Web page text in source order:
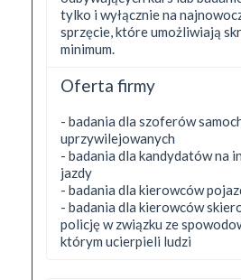
tylko i wyłącznie na
sprzęcie, które umożliwiają
minimum.
Oferta firmy
- badania dla szoferów
uprzywilejowanych
- badania dla kandydatów na
jazdy
- badania dla kierowców
- badania dla kierowców
policję w związku ze
którym ucierpieli ludzi